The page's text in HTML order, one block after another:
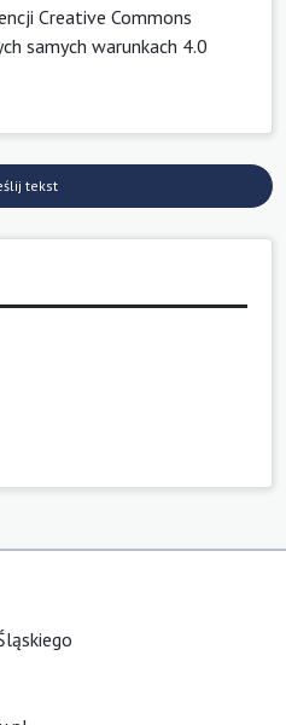
Creative Commons
samych warunkach 4.0
tekst